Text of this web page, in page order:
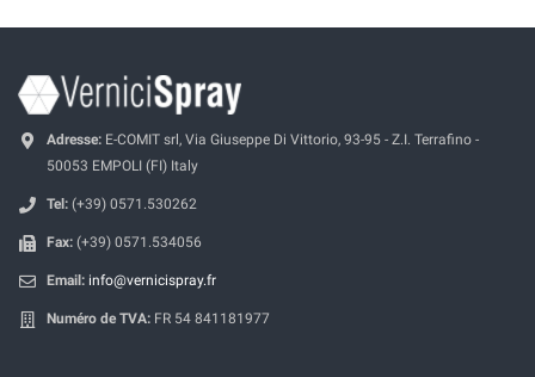
Adresse: E-COMIT srl, Via Giuseppe Di Vittorio, 93-95 - Z.I. Terrafino -
50053 EMPOLI (FI) Italy
Tel: (+39) 0571.530262
Fax: (+39) 0571.534056
Email: info@vernicispray.fr
Numéro de TVA: FR 54 841181977